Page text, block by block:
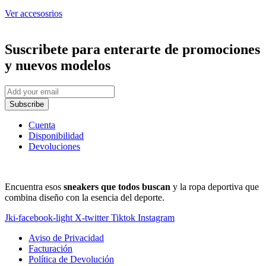
Ver accesosrios
Suscribete para enterarte de promociones
y nuevos modelos
Subscribe
Cuenta
Disponibilidad
Devoluciones
Encuentra esos sneakers que todos buscan y la ropa deportiva que
combina diseño con la esencia del deporte.
Jki-facebook-light X-twitter Tiktok Instagram
Aviso de Privacidad
Facturación
Política de Devolución